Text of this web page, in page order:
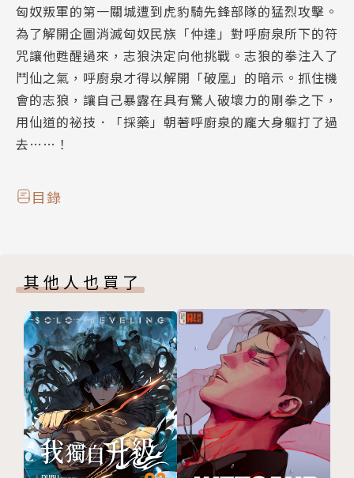
匈奴叛軍的第一關城遭到虎豹騎先鋒部隊的猛烈攻擊。
為了解開企圖消滅匈奴民族「仲達」對呼廚泉所下的符
咒讓他甦醒過來，志狼決定向他挑戰。志狼的拳注入了
鬥仙之氣，呼廚泉才得以解開「破凰」的暗示。抓住機
會的志狼，讓自己暴露在具有驚人破壞力的剛拳之下，
用仙道的祕技．「採藥」朝著呼廚泉的龐大身軀打了過
去……！
目錄
其他人也買了